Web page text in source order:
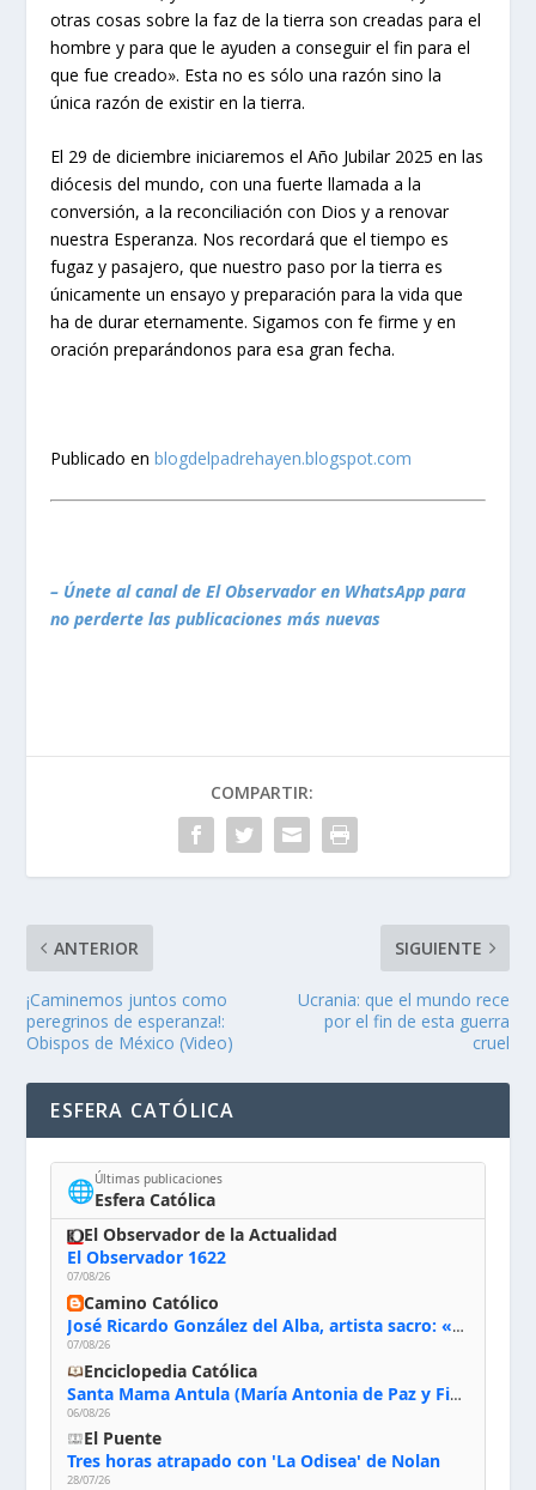
otras cosas sobre la faz de la tierra son creadas para el
hombre y para que le ayuden a conseguir el fin para el
que fue creado». Esta no es sólo una razón sino la
única razón de existir en la tierra.
El 29 de diciembre iniciaremos el Año Jubilar 2025 en las
diócesis del mundo, con una fuerte llamada a la
conversión, a la reconciliación con Dios y a renovar
nuestra Esperanza. Nos recordará que el tiempo es
fugaz y pasajero, que nuestro paso por la tierra es
únicamente un ensayo y preparación para la vida que
ha de durar eternamente. Sigamos con fe firme y en
oración preparándonos para esa gran fecha.
Publicado enblogdelpadrehayen.blogspot.com
– Únete al canal de El Observador en WhatsApp para
no perderte las publicaciones más nuevas
COMPARTIR:
ANTERIOR
¡Caminemos juntos como
peregrinos de esperanza!:
Obispos de México (Video)
SIGUIENTE
Ucrania: que el mundo rece
por el fin de esta guerra
cruel
ESFERA CATÓLICA
🌐Últimas publicaciones
Esfera Católica
El Observador de la Actualidad
El Observador 1622
07/08/26
Camino Católico
José Ricardo González del Alba, artista sacro: «Yo oro, hablo con Dios, le pido al Espíritu Santo su inspiración y siempre pinto rezando el rosario para que sea Él quien actúe a través de mis manos»
07/08/26
Enciclopedia Católica
Santa Mama Antula (María Antonia de Paz y Figueroa)
06/08/26
El Puente
Tres horas atrapado con 'La Odisea' de Nolan
28/07/26